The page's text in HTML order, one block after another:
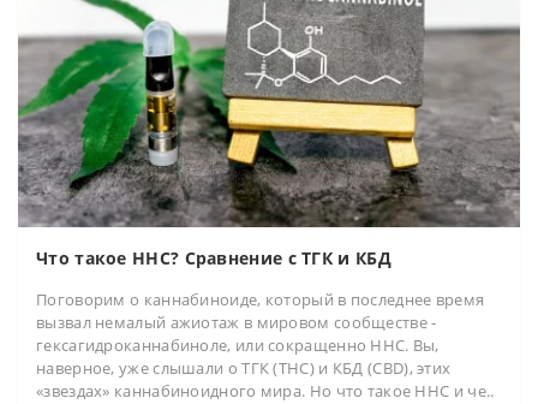
Что такое HHC? Сравнение с ТГК и КБД
Поговорим о каннабиноиде, который в последнее время
вызвал немалый ажиотаж в мировом сообществе -
гексагидроканнабиноле, или сокращенно HHC. Вы,
наверное, уже слышали о ТГК (THC) и КБД (CBD), этих
«звездах» каннабиноидного мира. Но что такое HHC и че..